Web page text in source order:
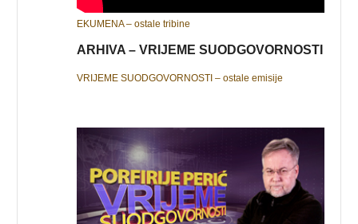
EKUMENA – ostale tribine
ARHIVA – VRIJEME SUODGOVORNOSTI
VRIJEME SUODGOVORNOSTI – ostale emisije